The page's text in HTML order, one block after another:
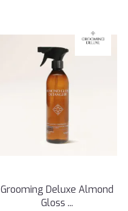
Grooming Deluxe Almond
Gloss ...